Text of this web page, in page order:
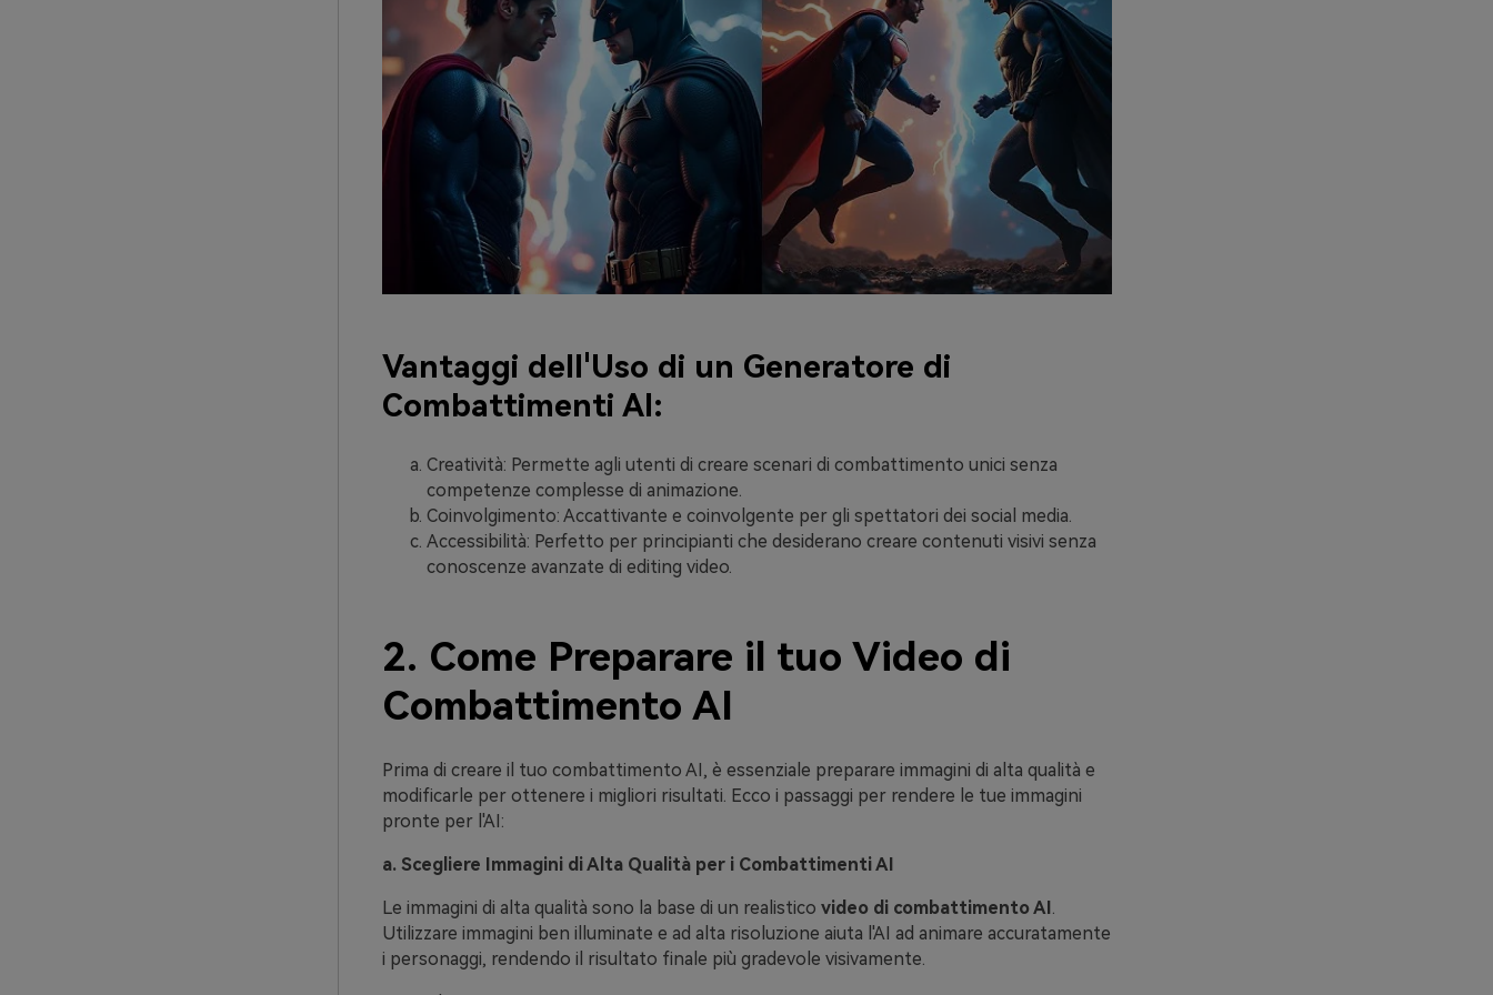
Vantaggi dell'Uso di un Generatore di
Combattimenti AI:
Creatività: Permette agli utenti di creare scenari di combattimento unici senza
competenze complesse di animazione.
Coinvolgimento: Accattivante e coinvolgente per gli spettatori dei social media.
Accessibilità: Perfetto per principianti che desiderano creare contenuti visivi senza
conoscenze avanzate di editing video.
2. Come Preparare il tuo Video di
Combattimento AI
Prima di creare il tuo combattimento AI, è essenziale preparare immagini di alta qualità e
modificarle per ottenere i migliori risultati. Ecco i passaggi per rendere le tue immagini
pronte per l'AI:
a. Scegliere Immagini di Alta Qualità per i Combattimenti AI
Le immagini di alta qualità sono la base di un realistico video di combattimento AI
Utilizzare immagini ben illuminate e ad alta risoluzione aiuta l'AI ad animare accuratamente
i personaggi, rendendo il risultato finale più gradevole visivamente.